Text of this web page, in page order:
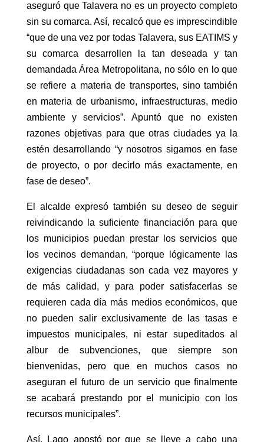
aseguró que Talavera no es un proyecto completo
sin su comarca. Así, recalcó que es imprescindible
“que de una vez por todas Talavera, sus EATIMS y
su comarca desarrollen la tan deseada y tan
demandada Área Metropolitana, no sólo en lo que
se refiere a materia de transportes, sino también
en materia de urbanismo, infraestructuras, medio
ambiente y servicios”. Apuntó que no existen
razones objetivas para que otras ciudades ya la
estén desarrollando “y nosotros sigamos en fase
de proyecto, o por decirlo más exactamente, en
fase de deseo”.
El alcalde expresó también su deseo de seguir
reivindicando la suficiente financiación para que
los municipios puedan prestar los servicios que
los vecinos demandan, “porque lógicamente las
exigencias ciudadanas son cada vez mayores y
de más calidad, y para poder satisfacerlas se
requieren cada día más medios económicos, que
no pueden salir exclusivamente de las tasas e
impuestos municipales, ni estar supeditados al
albur de subvenciones, que siempre son
bienvenidas, pero que en muchos casos no
aseguran el futuro de un servicio que finalmente
se acabará prestando por el municipio con los
recursos municipales”.
Así, Lago apostó por que se lleve a cabo una